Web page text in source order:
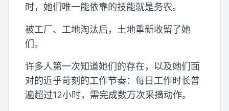
时，她们唯一能依靠的技能就是务农。
被工厂、工地淘汰后，土地重新收留了她
们。
许多人第一次知道她们的存在，以及她们面
对的近乎苛刻的工作节奏：每日工作时长普
遍超过12小时，需完成数万次采摘动作。